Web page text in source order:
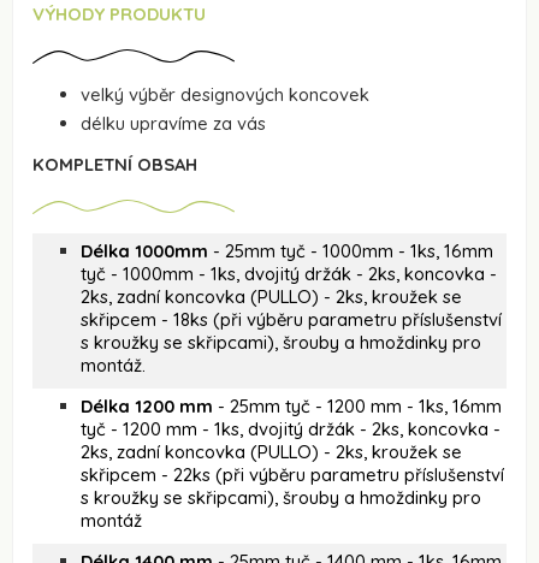
VÝHODY PRODUKTU
velký výběr designových koncovek
délku upravíme za vás
KOMPLETNÍ OBSAH
Délka 1000mm - 25mm tyč - 1000mm - 1ks, 16mm
tyč - 1000mm - 1ks, dvojitý držák - 2ks, koncovka -
2ks, zadní koncovka (PULLO) - 2ks, kroužek se
skřipcem - 18ks (při výběru parametru příslušenství
s kroužky se skřipcami), šrouby a hmoždinky pro
montáž.
Délka 1200 mm - 25mm tyč - 1200 mm - 1ks, 16mm
tyč - 1200 mm - 1ks, dvojitý držák - 2ks, koncovka -
2ks, zadní koncovka (PULLO) - 2ks, kroužek se
skřipcem - 22ks (při výběru parametru příslušenství
s kroužky se skřipcami), šrouby a hmoždinky pro
montáž